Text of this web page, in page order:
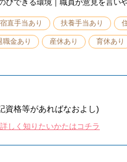
びできる環境｜職員が意見を言い
宿直手当あり 扶養手当あり
職金あり 産休あり 育休あり
資格等があればなおよし)
しく知りたいかたはコチラ